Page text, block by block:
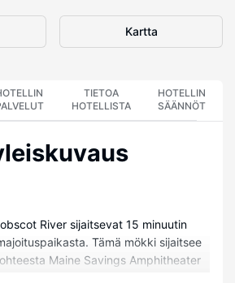
Kartta
TIETOA
HOTELLISTA
HOTELLIN
SÄÄNNÖT
River sijaitsevat 15 minuutin
Tämä mökki sijaitsee
Maine Savings Amphitheater